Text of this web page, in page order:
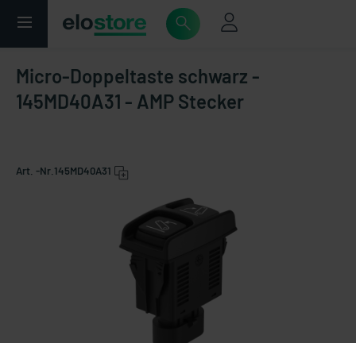
Micro-Doppeltaste schwarz -
145MD40A31 - AMP Stecker
Art. -Nr. 145MD40A31